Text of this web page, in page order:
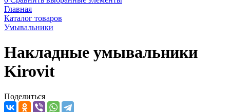
Главная
Каталог товаров
Умывальники
Накладные умывальники
Kirovit
Поделиться